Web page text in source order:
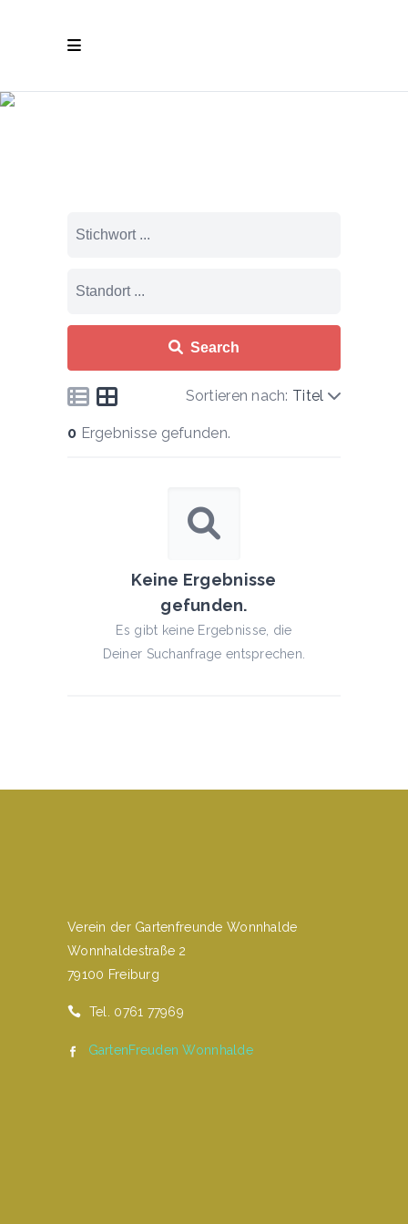
Search
Sortieren nach: Titel
0 Ergebnisse gefunden.
Keine Ergebnisse
gefunden.
Es gibt keine Ergebnisse, die
Deiner Suchanfrage entsprechen.
Verein der Gartenfreunde Wonnhalde
Wonnhaldestraße 2
79100 Freiburg
Tel. 0761 77969
GartenFreuden Wonnhalde